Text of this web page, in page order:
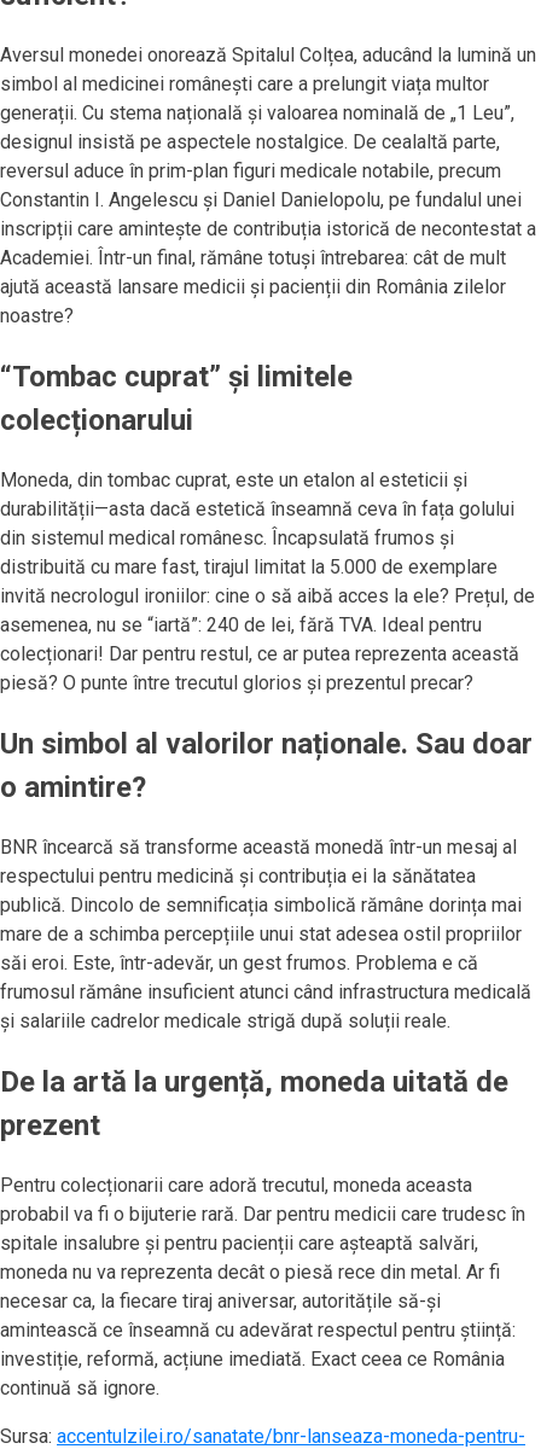
Aversul monedei onorează Spitalul Colțea, aducând la lumină un
simbol al medicinei românești care a prelungit viața multor
generații. Cu stema națională și valoarea nominală de „1 Leu”,
designul insistă pe aspectele nostalgice. De cealaltă parte,
reversul aduce în prim-plan figuri medicale notabile, precum
Constantin I. Angelescu și Daniel Danielopolu, pe fundalul unei
inscripții care amintește de contribuția istorică de necontestat a
Academiei. Într-un final, rămâne totuși întrebarea: cât de mult
ajută această lansare medicii și pacienții din România zilelor
noastre?
“Tombac cuprat” și limitele
colecționarului
Moneda, din tombac cuprat, este un etalon al esteticii și
durabilității—asta dacă estetică înseamnă ceva în fața golului
din sistemul medical românesc. Încapsulată frumos și
distribuită cu mare fast, tirajul limitat la 5.000 de exemplare
invită necrologul ironiilor: cine o să aibă acces la ele? Prețul, de
asemenea, nu se “iartă”: 240 de lei, fără TVA. Ideal pentru
colecționari! Dar pentru restul, ce ar putea reprezenta această
piesă? O punte între trecutul glorios și prezentul precar?
Un simbol al valorilor naționale. Sau doar
o amintire?
BNR încearcă să transforme această monedă într-un mesaj al
respectului pentru medicină și contribuția ei la sănătatea
publică. Dincolo de semnificația simbolică rămâne dorința mai
mare de a schimba percepțiile unui stat adesea ostil propriilor
săi eroi. Este, într-adevăr, un gest frumos. Problema e că
frumosul rămâne insuficient atunci când infrastructura medicală
și salariile cadrelor medicale strigă după soluții reale.
De la artă la urgență, moneda uitată de
prezent
Pentru colecționarii care adoră trecutul, moneda aceasta
probabil va fi o bijuterie rară. Dar pentru medicii care trudesc în
spitale insalubre și pentru pacienții care așteaptă salvări,
moneda nu va reprezenta decât o piesă rece din metal. Ar fi
necesar ca, la fiecare tiraj aniversar, autoritățile să-și
amintească ce înseamnă cu adevărat respectul pentru știință:
investiție, reformă, acțiune imediată. Exact ceea ce România
continuă să ignore.
Sursa: accentulzilei.ro/sanatate/bnr-lanseaza-moneda-pentru-